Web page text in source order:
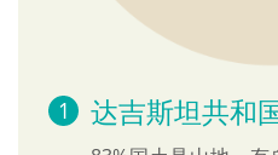
达吉斯坦共和